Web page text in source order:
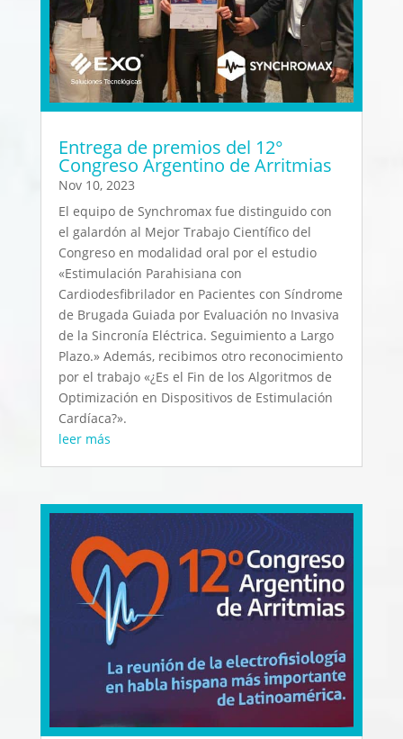
Entrega de premios del 12°
Congreso Argentino de Arritmias
Nov 10, 2023
El equipo de Synchromax fue distinguido con
el galardón al Mejor Trabajo Científico del
Congreso en modalidad oral por el estudio
«Estimulación Parahisiana con
Cardiodesfibrilador en Pacientes con Síndrome
de Brugada Guiada por Evaluación no Invasiva
de la Sincronía Eléctrica. Seguimiento a Largo
Plazo.» Además, recibimos otro reconocimiento
por el trabajo «¿Es el Fin de los Algoritmos de
Optimización en Dispositivos de Estimulación
Cardíaca?».
leer más